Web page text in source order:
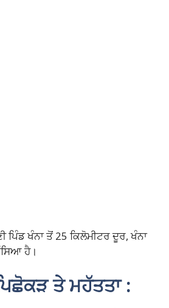
ਪਿੰਡ ਖੰਨਾ ਤੋਂ 25 ਕਿਲੋਮੀਟਰ ਦੂਰ, ਖੰਨਾ
ਹੈ।
ਤੇ ਮਹੱਤਤਾ :